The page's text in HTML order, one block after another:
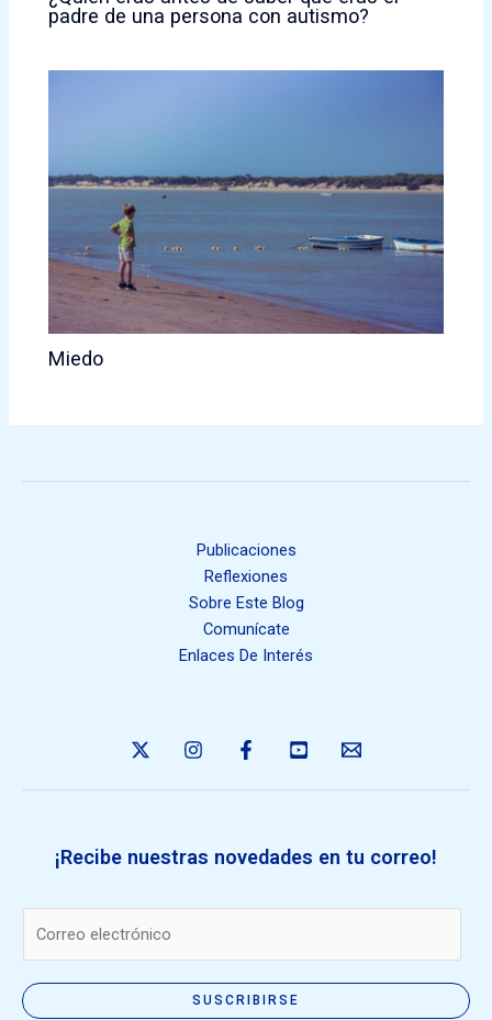
padre de una persona con autismo?
Miedo
Publicaciones
Reflexiones
Sobre Este Blog
Comunícate
Enlaces De Interés
¡Recibe nuestras novedades en tu correo!
i
SUSCRIBIRSE